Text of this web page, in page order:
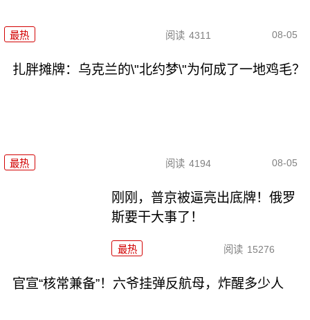
最热 阅读 4311 08-05
扎胖摊牌：乌克兰的\"北约梦\"为何成了一地鸡毛？
最热 阅读 4194 08-05
刚刚，普京被逼亮出底牌！俄罗
斯要干大事了！
最热 阅读 15276
官宣“核常兼备”！六爷挂弹反航母，炸醒多少人